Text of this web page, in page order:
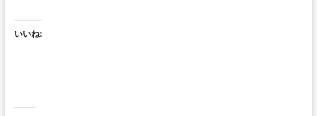
いいね: